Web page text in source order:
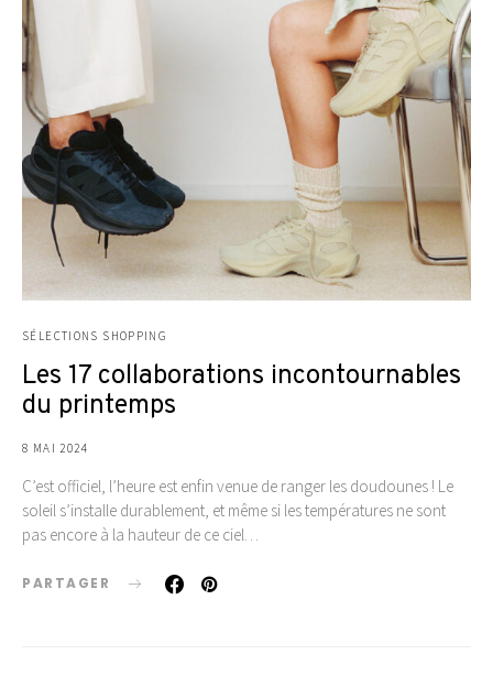
SÉLECTIONS SHOPPING
Les 17 collaborations incontournables
du printemps
8 MAI 2024
C’est officiel, l’heure est enfin venue de ranger les doudounes ! Le
soleil s’installe durablement, et même si les températures ne sont
pas encore à la hauteur de ce ciel…
PARTAGER